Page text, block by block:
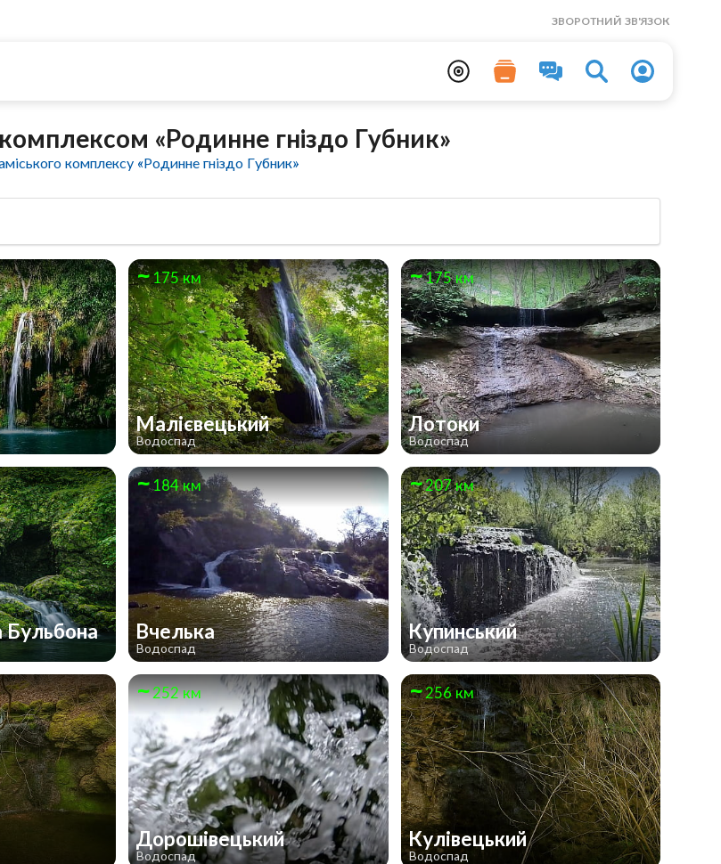
ЗВОРОТНИЙ ЗВ'ЯЗОК
«Родинне гніздо Губник»
комплексу «Родинне гніздо Губник»
175 км
Малієвецький
Водоспад
175 км
Лотоки
Водоспад
Бульбона
184 км
Вчелька
Водоспад
207 км
Купинський
Водоспад
252 км
Дорошівецький
Водоспад
256 км
Кулівецький
Водоспад